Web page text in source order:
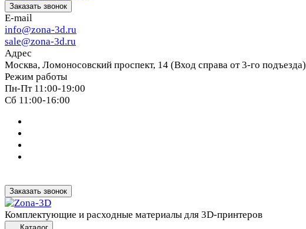
Заказать звонок
E-mail
info@zona-3d.ru
sale@zona-3d.ru
Адрес
Москва, Ломоносовский проспект, 14 (Вход справа от 3-го подъезда)
Режим работы
Пн-Пт 11:00-19:00
Сб 11:00-16:00
Заказать звонок
Комплектующие и расходные материалы для 3D-принтеров